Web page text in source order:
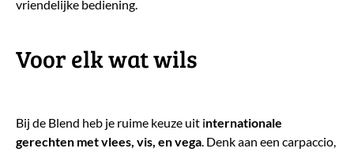
vriendelijke bediening.
​Voor elk wat wils
Bij de Blend heb je ruime keuze uit internationale
gerechten met vlees, vis, en vega. Denk aan een carpaccio,